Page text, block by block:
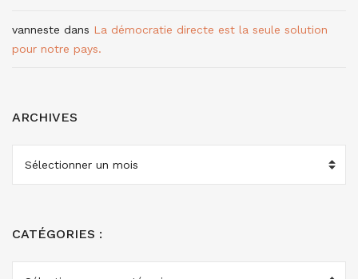
vanneste dans La démocratie directe est la seule solution
pour notre pays.
ARCHIVES
ARCHIVES
CATÉGORIES :
CATÉGORIES